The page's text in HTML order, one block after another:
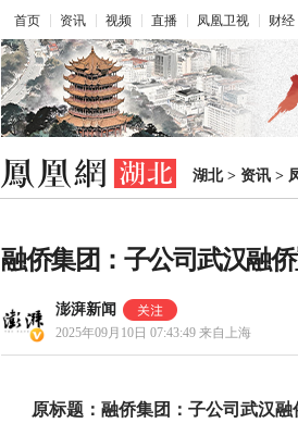
首页 资讯 视频 直播 凤凰卫视 财经
湖北> 资讯 >
融侨集团：子公司武汉融
澎湃新闻
2025年09月10日 07:43:49 来自上海
原标题：融侨集团：子公司武汉